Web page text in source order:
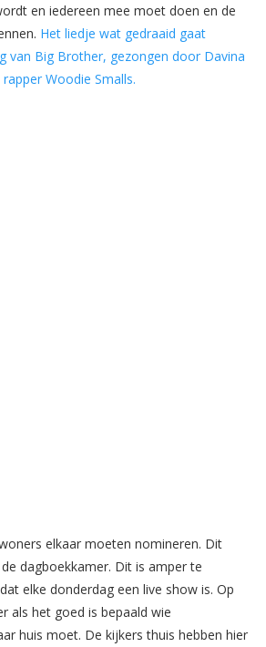
en iedereen mee moet doen en de
Het liedje wat gedraaid gaat
van Big Brother, gezongen door Davina
Woodie Smalls.
elkaar moeten nomineren. Dit
dagboekkamer. Dit is amper te
elke donderdag een live show is. Op
als het goed is bepaald wie
huis moet. De kijkers thuis hebben hier